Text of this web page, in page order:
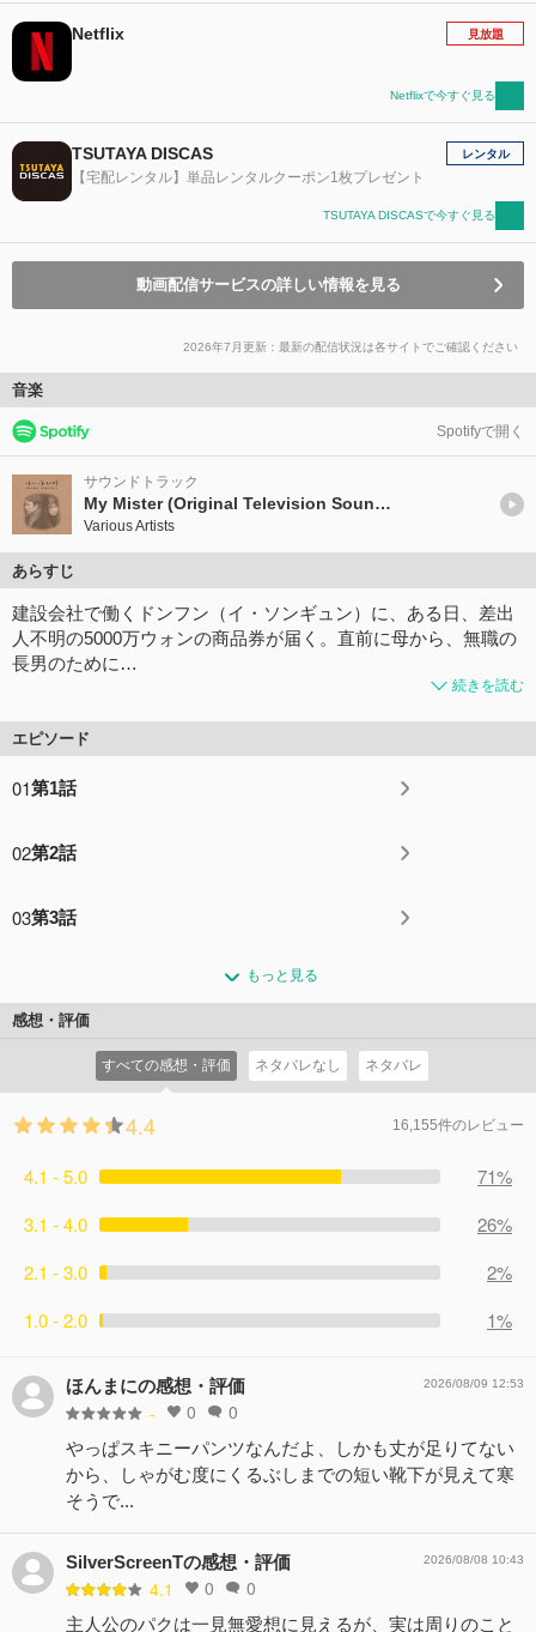
Netflix 見放題
Netflixで今すぐ見る
TSUTAYA DISCAS
【宅配レンタル】単品レンタルクーポン1枚プレゼント
レンタル
TSUTAYA DISCASで今すぐ見る
動画配信サービスの詳しい情報を見る
2026年7月更新：最新の配信状況は各サイトでご確認ください
音楽
Spotifyで開く
サウンドトラック
My Mister (Original Television Soundtrack)
Various Artists
あらすじ
建設会社で働くドンフン（イ・ソンギュン）に、ある日、差出
人不明の5000万ウォンの商品券が届く。直前に母から、無職の
長男のために…
続きを読む
エピソード
01第1話
02第2話
03第3話
もっと見る
感想・評価
すべての感想・評価 ネタバレなし ネタバレ
4.4 16,155件のレビュー
4.1 - 5.0
71%
3.1 - 4.0
26%
2.1 - 3.0
2%
1.0 - 2.0
1%
ほんまにの感想・評価
- 0 0
2026/08/09 12:53
やっぱスキニーパンツなんだよ、しかも丈が足りてない
から、しゃがむ度にくるぶしまでの短い靴下が見えて寒
そうで...
SilverScreenTの感想・評価
4.1 0 0
2026/08/08 10:43
主人公のパクは一見無愛想に見えるが、実は周りのこと